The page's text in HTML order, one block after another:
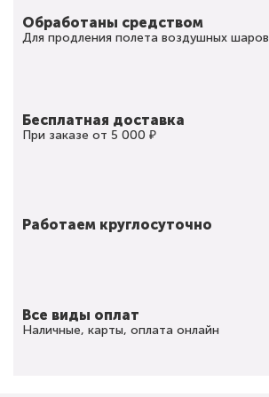
Обработаны средством
Для продления полета воздушных шаров
Бесплатная доставка
При заказе от 5 000 ₽
Работаем круглосуточно
Все виды оплат
Наличные, карты, оплата онлайн